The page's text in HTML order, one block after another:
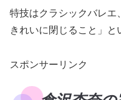
特技はクラシックバレエ
きれいに閉じること」と
スポンサーリンク